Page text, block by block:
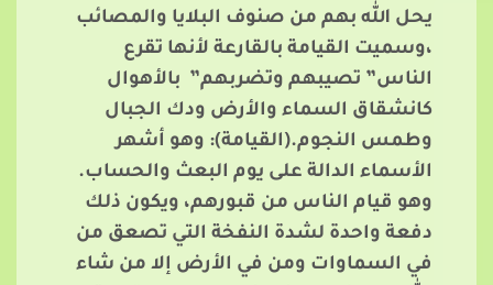
يحل الله بهم من صنوف البلايا والمصائب
،وسميت القيامة بالقارعة لأنها تقرع
الناس” تصيبهم وتضربهم” بالأهوال
كانشقاق السماء والأرض ودك الجبال
وطمس النجوم.(القيامة): وهو أشهر
الأسماء الدالة على يوم البعث والحساب.
وهو قيام الناس من قبورهم، ويكون ذلك
دفعة واحدة لشدة النفخة التي تصعق من
في السماوات ومن في الأرض إلا من شاء